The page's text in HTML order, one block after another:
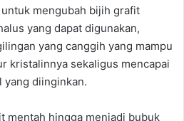
mengubah bijih grafit
yang dapat digunakan,
yang canggih yang mampu
kristalinnya sekaligus mencapai
diinginkan.
mentah hingga menjadi bubuk